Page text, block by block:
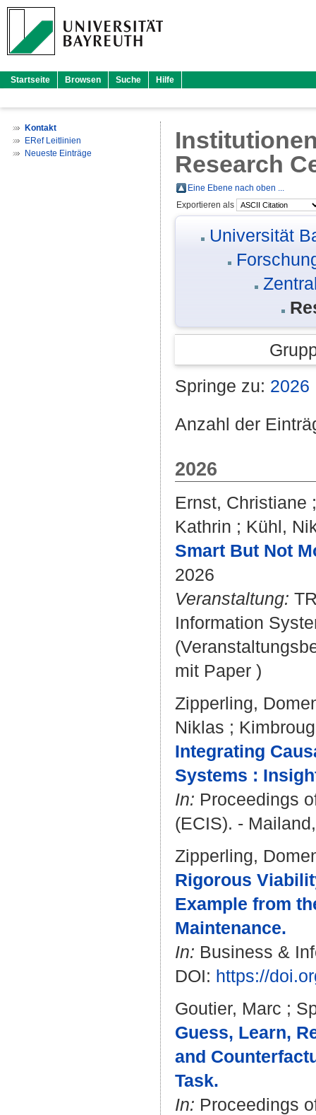
Startseite Browsen Suche Hilfe
Kontakt
ERef Leitlinien
Neueste Einträge
Research
Eine Ebene nach oben ...
Exportieren als
Universität
Springe zu: 2026
Anzahl der
2026
Ernst, Christiane
Kathrin ; Kühl,
Smart But Not
2026
Veranstaltung:
Information
mit Paper )
Zipperling,
Niklas ;
Integrating
Systems :
In: Proceedings
(ECIS). -
Zipperling,
Rigorous
Example from
Maintenance.
In: Business &
DOI: https://
Goutier, Marc ;
Guess, Learn,
and
Task.
In: Proceedings